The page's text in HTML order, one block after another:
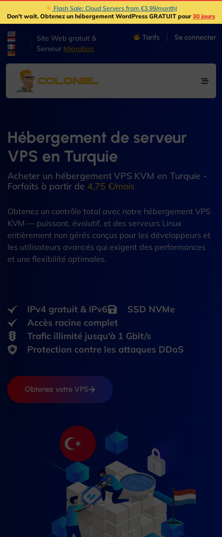
Flash Sale: Cloud Servers from €3.99/month|
Don't wait. Obtenez un hébergement WordPress GRATUIT pour 30 jours
Site Web gratuit &
Serveur Migration
Tarifs Se connecter
Hébergement de serveur
VPS en Turquie
Acheter un hébergement VPS KVM en Turquie -
Forfaits à partir de 4,75 €/mois
Obtenez un contrôle total avec notre hébergement VPS
KVM — puissant, évolutif, et des serveurs Linux
entièrement non gérés conçus pour les développeurs et
les utilisateurs avancés qui exigent des performances
et une flexibilité optimales.
IPv4 gratuit & IPv6
SSD NVMe
Accès racine complet
Trafic illimité jusqu'à 1 Gbit/s
Protection contre les attaques DDoS
Obtenez votre VPS